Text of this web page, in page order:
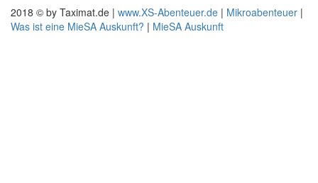
2018 © by Taximat.de | www.XS-Abenteuer.de | Mikroabenteuer |
Was ist eine MieSA Auskunft? | MieSA Auskunft